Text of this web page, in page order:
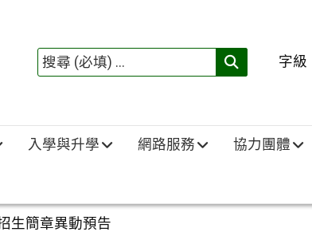
搜
填)：
字級
入學與升學 網路服務 協力團體
生簡章異動預告